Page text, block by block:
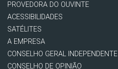
PROVEDORA DO OUVINTE
ACESSIBILIDADES
SATÉLITES
A EMPRESA
CONSELHO GERAL INDEPENDENTE
CONSELHO DE OPINIÃO